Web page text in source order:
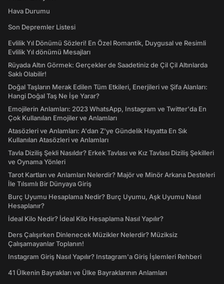
Hava Durumu
Son Depremler Listesi
Evlilik Yıl Dönümü Sözleri! En Özel Romantik, Duygusal ve Resimli
Evlilik Yıl dönümü Mesajları
Rüyada Altın Görmek: Gerçekler de Saadetiniz de Çil Çil Altınlarda
Saklı Olabilir!
Doğal Taşların Merak Edilen Tüm Etkileri, Enerjileri ve Şifa Alanları:
Hangi Doğal Taş Ne İşe Yarar?
Emojilerin Anlamları: 2023 WhatsApp, Instagram ve Twitter'da En
Çok Kullanılan Emojiler ve Anlamları
Atasözleri ve Anlamları: A'dan Z'ye Gündelik Hayatta En Sık
Kullanılan Atasözleri ve Anlamları
Tavla Diziliş Şekli Nasıldır? Erkek Tavlası ve Kız Tavlası Diziliş Şekilleri
ve Oynama Yönleri
Tarot Kartları ve Anlamları Nelerdir? Majör ve Minör Arkana Desteleri
İle Tılsımlı Bir Dünyaya Giriş
Burç Uyumu Hesaplama Nedir? Burç Uyumu, Aşk Uyumu Nasıl
Hesaplanır?
İdeal Kilo Nedir? İdeal Kilo Hesaplama Nasıl Yapılır?
Ders Çalışırken Dinlenecek Müzikler Nelerdir? Müziksiz
Çalışamayanlar Toplanın!
Instagram Giriş Nasıl Yapılır? Instagram'a Giriş İşlemleri Rehberi
41 Ülkenin Bayrakları ve Ülke Bayraklarının Anlamları